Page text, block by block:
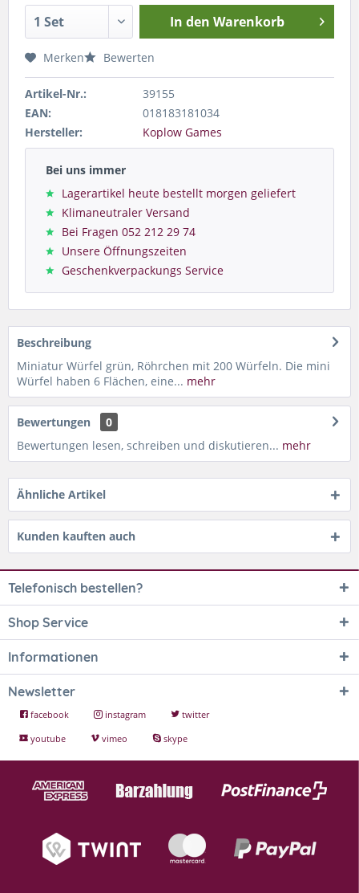
In den Warenkorb
Merken Bewerten
Artikel-Nr.:
39155
EAN:
018183181034
Hersteller:
Koplow Games
Bei uns immer
Lagerartikel heute bestellt morgen geliefert
Klimaneutraler Versand
Bei Fragen 052 212 29 74
Unsere Öffnungszeiten
Geschenkverpackungs Service
Beschreibung
Miniatur Würfel grün, Röhrchen mit 200 Würfeln. Die mini
Würfel haben 6 Flächen, eine... mehr
Bewertungen
0
Bewertungen lesen, schreiben und diskutieren... mehr
Ähnliche Artikel
Kunden kauften auch
Telefonisch bestellen?
Shop Service
Informationen
Newsletter
facebook instagram
twitter
youtube
vimeo skype